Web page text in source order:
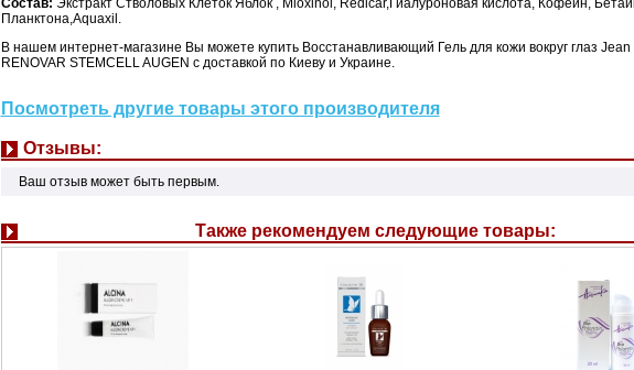
Состав: Экстракт Стволовых Клеток Яблок , Mioxinol, Redicar,Гиалуроновая кислота, Кофеин,
Планктона,Aquaxil.
В нашем интернет-магазине Вы можете купить Восстанавливающий Гель для кожи вокруг глаз Jean
RENOVAR STEMCELL AUGEN с доставкой по Киеву и Украине.
Посмотреть другие товары этого производителя
Отзывы:
Ваш отзыв может быть первым.
Также рекомендуем следующие товары: